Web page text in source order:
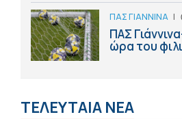
ΠΑΣ ΓΙΑΝΝΙΝΑ |
ΠΑΣ
ώρα του
ΤΕΛΕΥΤΑΙΑ ΝΕΑ